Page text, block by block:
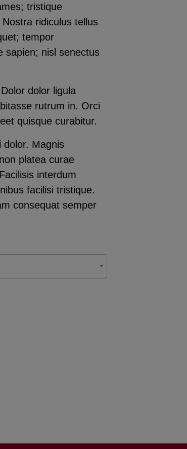
tristique
ridiculus tellus
tempor
sapien; nisl senectus
dolor ligula
rutrum in. Orci
quisque curabitur.
dolor. Magnis
platea curae
interdum
facilisi tristique.
consequat semper